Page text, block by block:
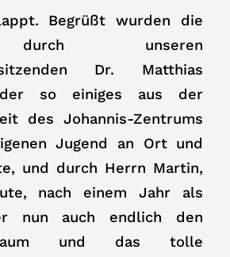
Begrüßt wurden die
unseren
Dr. Matthias
der so einiges aus der
des Johannis-Zentrums
Jugend an Ort und
und durch Herrn Martin,
nach einem Jahr als
nun auch endlich den
und das tolle